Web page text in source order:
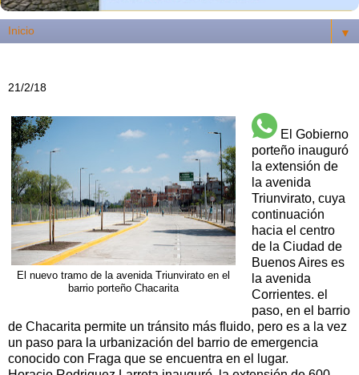
▼
21/2/18
El nuevo tramo de la avenida Triunvirato en el
barrio porteño Chacarita
El Gobierno
porteño inauguró
la extensión de
la avenida
Triunvirato, cuya
continuación
hacia el centro
de la Ciudad de
Buenos Aires es
la avenida
Corrientes. el
paso, en el barrio
de Chacarita permite un tránsito más fluido, pero es a la vez
un paso para la urbanización del barrio de emergencia
conocido con Fraga que se encuentra en el lugar.